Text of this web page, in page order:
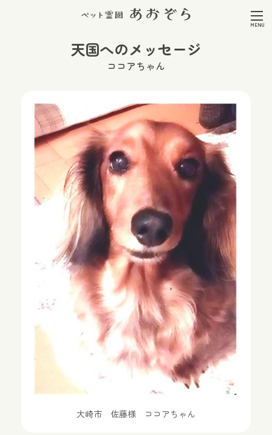
天国へのメッセージ
ココアちゃん
大崎市 佐藤様 ココアちゃん